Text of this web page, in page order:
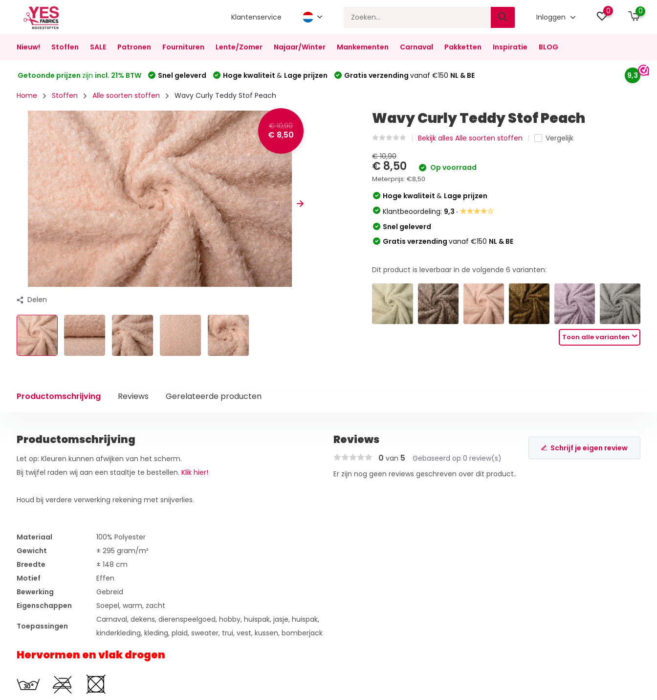
Klantenservice Inloggen
0 0
Nieuw! Stoffen SALE Patronen Fournituren Lente/Zomer Najaar/Winter Mankementen Carnaval Pakketten Inspiratie BLOG
Getoonde prijzen zijn incl. 21% BTW Snel geleverd Hoge kwaliteit & Lage prijzen Gratis verzending vanaf €150 NL & BE 9,3
Home Stoffen Alle soorten stoffen Wavy Curly Teddy Stof Peach
€ 10,90
€ 8,50
Delen
Wavy Curly Teddy Stof Peach
Bekijk alles Alle soorten stoffen
Vergelijk
€ 10,90
€ 8,50 Op voorraad
Meterprijs:€8,50
Hoge kwaliteit& Lage prijzen
Klantbeoordeling: 9,3 ·★★★★☆
Snel geleverd
Gratis verzendingvanaf €150 NL & BE
Dit product is leverbaar in de volgende6 varianten:
Toon alle varianten
Productomschrijving Reviews Gerelateerde producten
Productomschrijving
Let op: Kleuren kunnen afwijken van het scherm.
Bij twijfel raden wij aan een staaltje te bestellen. Klik hier!
Houd bij verdere verwerking rekening met snijverlies.
Materiaal
100% Polyester
Gewicht
± 295 gram/m²
Breedte
± 148 cm
Motief
Effen
Bewerking
Gebreid
Eigenschappen
Soepel, warm, zacht
Toepassingen
Carnaval, dekens, dierenspeelgoed, hobby, huispak, jasje, huispak,
kinderkleding, kleding, plaid, sweater, trui, vest, kussen, bomberjack
Hervormen en vlak drogen
Reviews
0 van 5 Gebaseerd op 0 review(s)
Schrijf je eigen review
Er zijn nog geen reviews geschreven over dit product..